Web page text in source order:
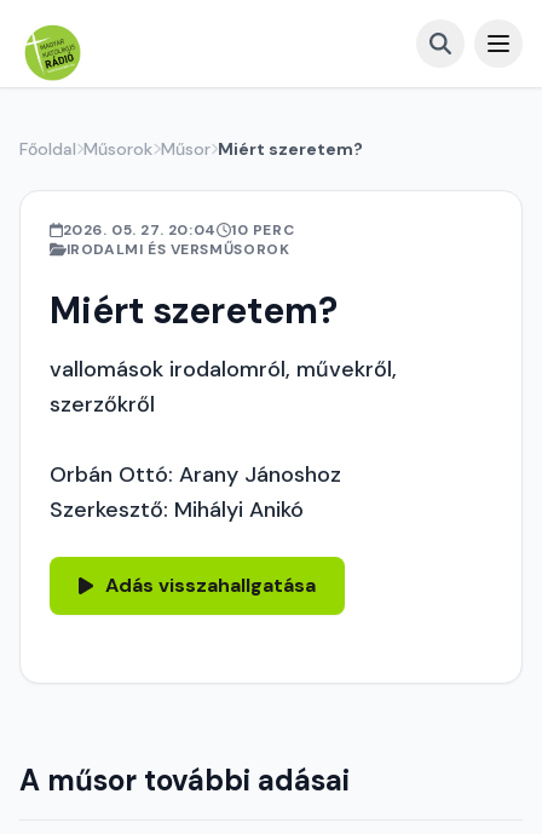
Főoldal Műsorok Műsor Miért szeretem?
2026. 05. 27. 20:04
10 PERC
IRODALMI ÉS VERSMŰSOROK
Miért szeretem?
vallomások irodalomról, művekről,
szerzőkről
Orbán Ottó: Arany Jánoshoz
Szerkesztő: Mihályi Anikó
Adás visszahallgatása
A műsor további adásai